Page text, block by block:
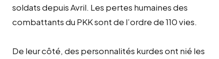
soldats depuis Avril. Les pertes humaines des
combattants du PKK sont de l’ordre de 110 vies.
De leur côté, des personnalités kurdes ont nié les